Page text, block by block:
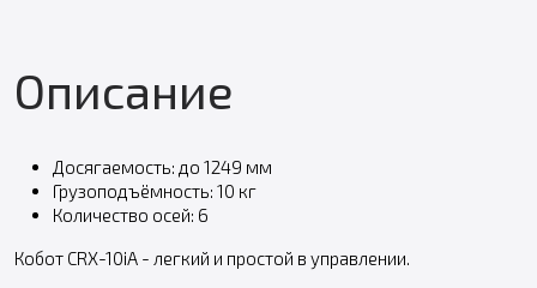
Описание
Досягаемость: до 1249 мм
Грузоподъёмность: 10 кг
Количество осей: 6
Кобот CRX-10iA - легкий и простой в управлении.